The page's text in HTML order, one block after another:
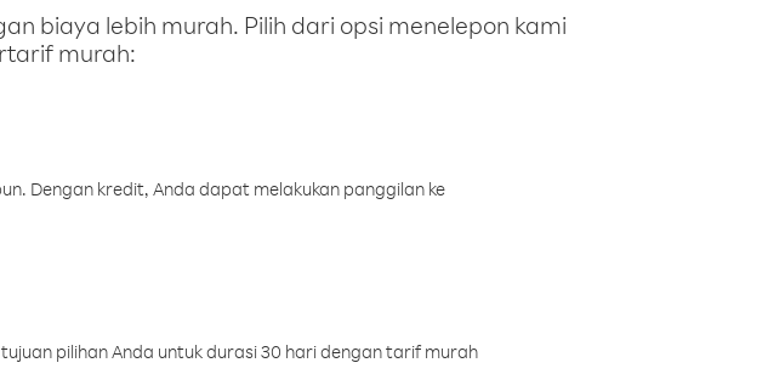
biaya lebih murah. Pilih dari opsi menelepon kami
murah:
Dengan kredit, Anda dapat melakukan panggilan ke
pilihan Anda untuk durasi 30 hari dengan tarif murah